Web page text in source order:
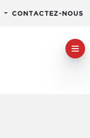
CONTACTEZ-NOUS